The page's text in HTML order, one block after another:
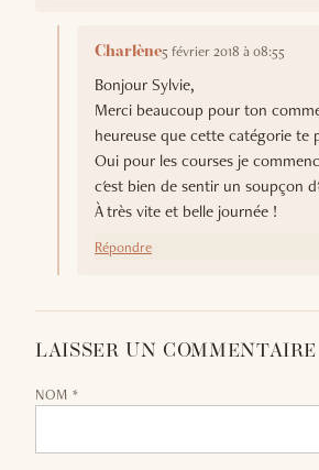
Charlène5 février 2018 à 08:55
Bonjour Sylvie,
Merci beaucoup pour ton
heureuse que cette catégorie te
Oui pour les courses je
c'est bien de sentir un soupçon
À très vite et belle journée !
Répondre
LAISSER UN COMMENTAIRE
NOM *